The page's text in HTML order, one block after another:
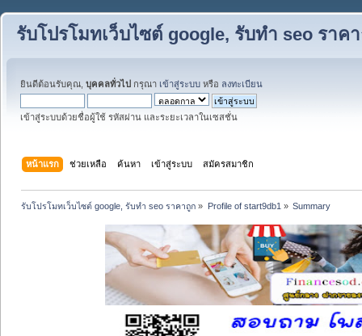
รับโปรโมทเว็บไซต์ google, รับทำ seo ราค
ยินดีต้อนรับคุณ, บุคคลทั่วไป กรุณา เข้าสู่ระบบ หรือ ลงทะเบียน
เข้าสู่ระบบด้วยชื่อผู้ใช้ รหัสผ่าน และระยะเวลาในเซสชั่น
หน้าแรก ช่วยเหลือ ค้นหา เข้าสู่ระบบ สมัครสมาชิก
รับโปรโมทเว็บไซต์ google, รับทำ seo ราคาถูก » Profile of start9db1 » Summary